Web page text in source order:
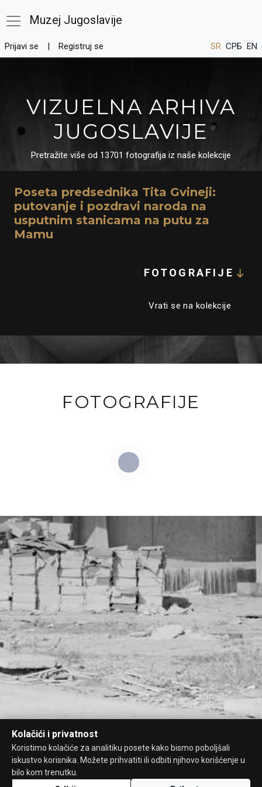
Muzej Jugoslavije
Prijavi se Registruj se SR СРБ EN
VIZUELNA ARHIVA
JUGOSLAVIJE
Pretražite više od 13701 fotografija iz naše kolekcije
Poseta predsednika Tita Gvineji:
putovanje i pozdravi naroda na
usputnim stanicama na putu za
Mamu
FOTOGRAFIJE
Vrati se na kolekcije
FOTOGRAFIJE
Kolačići i privatnost
Koristimo kolačiće za analitiku posete kako bismo poboljšali
iskustvo korisnika. Možete prihvatiti ili odbiti njihovo korišćenje u
bilo kom trenutku.